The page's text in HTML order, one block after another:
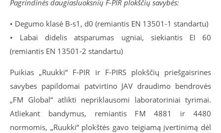
Pagrindinės daugiasluoksnių F-PIR plokščių savybės:
• Degumo klasė B-s1, d0 (remiantis EN 13501-1 standartu)
• Labai didelis atsparumas ugniai, siekiantis EI 60
(remiantis EN 13501-2 standartu)
Puikias „Ruukki“ F-PIR ir F-PIRS plokščių priešgaisrines
savybes papildomai patvirtino JAV draudimo bendrovės
„FM Global“ atlikti nepriklausomi laboratoriniai tyrimai.
Atliekant bandymus, remiantis FM 4881 ir 4480
normomis, „Ruukki“ plokštės gavo teigiamą įvertinimą dėl